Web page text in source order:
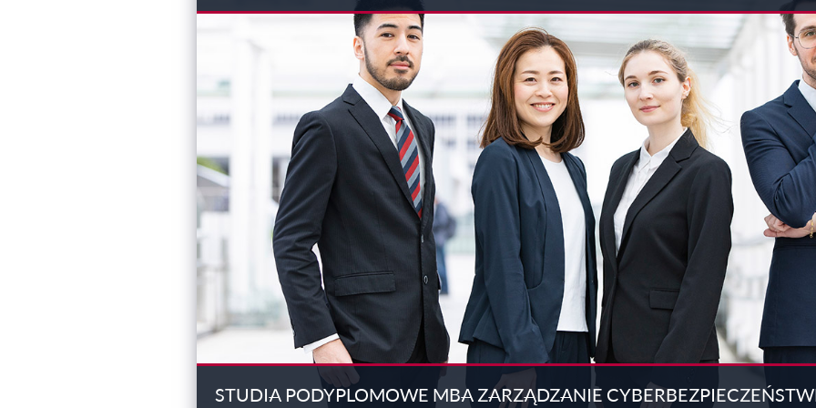
STUDIA PODYPLOMOWE MBA ZARZĄDZANIE